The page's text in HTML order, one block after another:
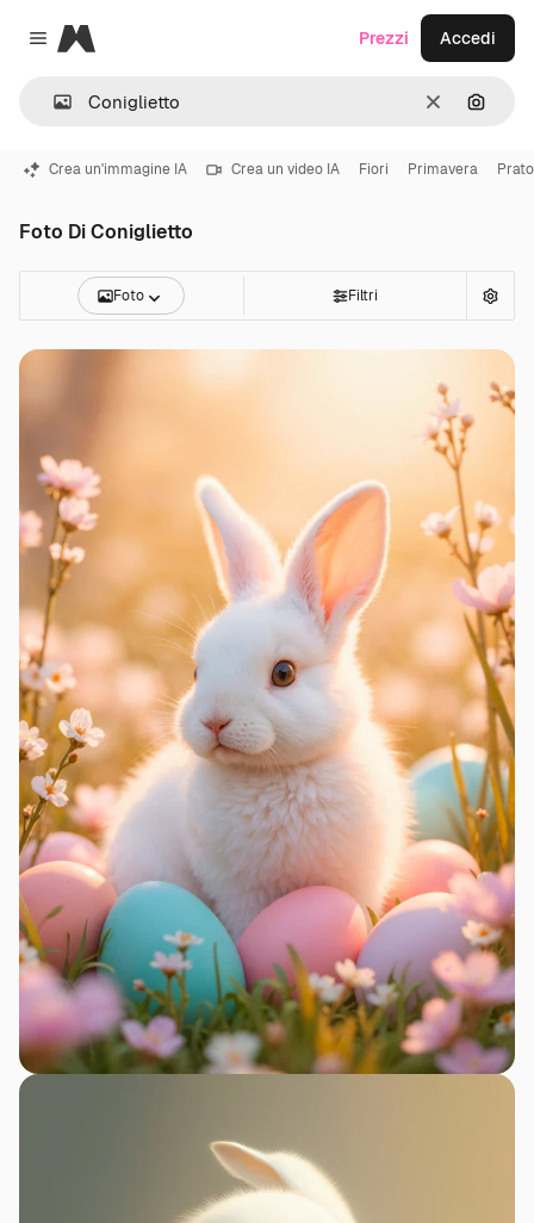
Close menu
Magnific
CancellaCerca
Prezzi Accedi
Crea un'immagine IA Crea un video IA Fiori Primavera Prato
Foto Di Coniglietto
Foto Filtri